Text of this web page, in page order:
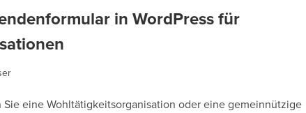
in WordPress für
Sie eine Wohltätigkeitsorganisation oder eine gemeinnützige